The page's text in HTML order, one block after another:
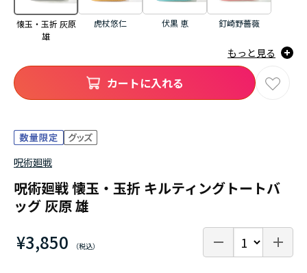
呪術廻戦
呪術廻戦 懐玉・玉折 キルティングトートバ
ッグ 灰原 雄
¥3,850
懐玉・玉折 灰原
雄
虎杖悠仁 伏黒 恵 釘崎野薔薇
もっと見る
カートに入れる